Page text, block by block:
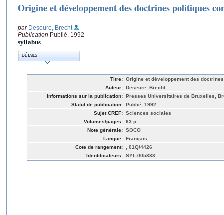
Origine et développement des doctrines politiques
par Deseure, Brecht
Publication Publié, 1992
syllabus
DÉTAILS
Titre: Origine et développement des
Auteur: Deseure, Brecht
Informations sur la publication: Presses Universitaires de Bruxelles,
Statut de publication: Publié, 1992
Sujet CREF: Sciences sociales
Volumes/pages: 63 p.
Note générale: SOCO
Langue: Français
Cote de rangement:
, 01Q/4426
Identificateurs: SYL-005333